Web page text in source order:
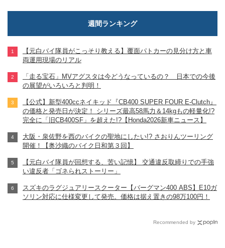
週間ランキング
【元白バイ隊員がこっそり教える】覆面パトカーの見分け方と車
両運用現場のリアル
「走る宝石」MVアグスタは今どうなっているの？ 日本での今後
の展望がいろいろと判明！
【公式】新型400ccネイキッド『CB400 SUPER FOUR E-Clutch』
の価格と発売日が決定！ シリーズ最高58馬力＆14kgもの軽量化!?
完全に「旧CB400SF」を超えた!?【Honda2026新車ニュース】
大阪・泉佐野を西のバイクの聖地にしたい!? さおりんツーリング
開催！【奥沙織のバイク日和第３回】
【元白バイ隊員が回想する、苦い記憶】 交通違反取締りでの手強
い違反者「ゴネられストーリー」
スズキのラグジュアリースクーター【バーグマン400 ABS】E10ガ
ソリン対応に仕様変更して発売。価格は据え置きの98万100円！
Recommended by